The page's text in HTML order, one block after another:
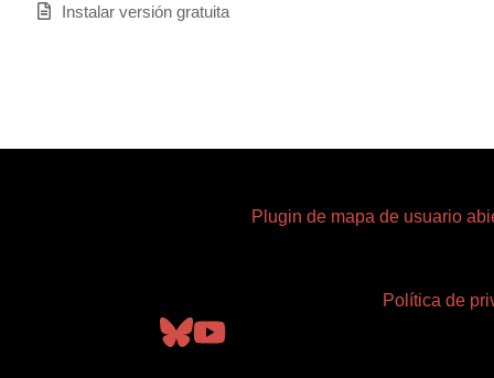
Instalar versión gratuita
Plugin de mapa de usuario
Política de